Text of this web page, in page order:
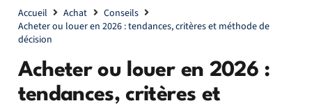
Accueil Achat
Conseils
Acheter ou louer en 2026 : tendances, critères et méthode de
décision
Acheter ou louer en 2026 :
tendances, critères et